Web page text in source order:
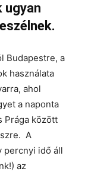
ugyan
Budapestre, a
használata
ahol
a naponta
Prága között
A
percnyi idő áll
az